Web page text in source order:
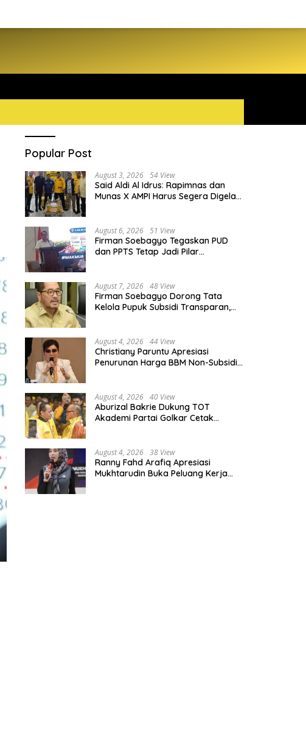
Popular Post
August 3, 2026 54 View
Said Aldi Al Idrus: Rapimnas dan
Munas X AMPI Harus Segera Digelar
August 6, 2026 51 View
Firman Soebagyo Tegaskan PUD
dan PPTS Tetap Jadi Pilar
August 7, 2026 48 View
Firman Soebagyo Dorong Tata
Kelola Pupuk Subsidi Transparan,
August 4, 2026 44 View
Christiany Paruntu Apresiasi
Penurunan Harga BBM Non-Subsidi,
August 4, 2026 40 View
Aburizal Bakrie Dukung TOT
Akademi Partai Golkar Cetak
August 4, 2026 38 View
Ranny Fahd Arafiq Apresiasi
Mukhtarudin Buka Peluang Kerja